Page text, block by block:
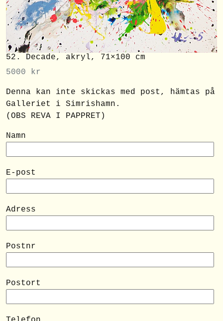
52. Decade, akryl, 71×100 cm
5000
kr
Denna kan inte skickas med post, hämtas på
Galleriet i Simrishamn.
(OBS REVA I PAPPRET)
Namn
E-post
Adress
Postnr
Postort